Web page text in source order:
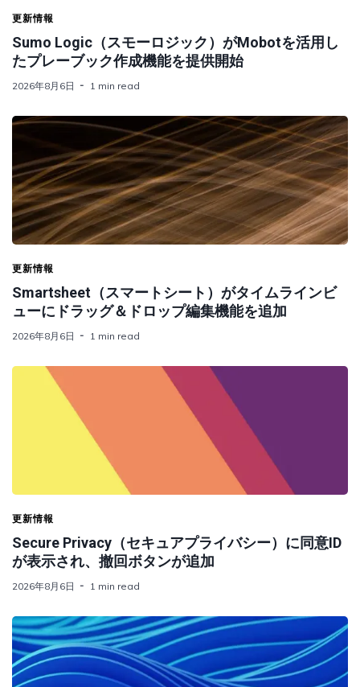
更新情報
Sumo Logic（スモーロジック）がMobotを活用し
たプレーブック作成機能を提供開始
2026年8月6日 1 min read
更新情報
Smartsheet（スマートシート）がタイムラインビ
ューにドラッグ＆ドロップ編集機能を追加
2026年8月6日 1 min read
更新情報
Secure Privacy（セキュアプライバシー）に同意ID
が表示され、撤回ボタンが追加
2026年8月6日 1 min read